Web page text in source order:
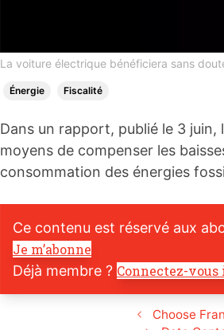
La voiture électrique bénéficiera sans
Énergie Fiscalité
Dans un rapport, publié le 3
moyens de compenser les
consommation des énergies
Ce contenu est réservé aux
Je m’abonne
Déjà membre ? Connectez-vous
Choose